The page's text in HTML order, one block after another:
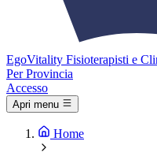
EgoVitality Fisioterapisti e
Per Provincia
Accesso
Apri menu
Home